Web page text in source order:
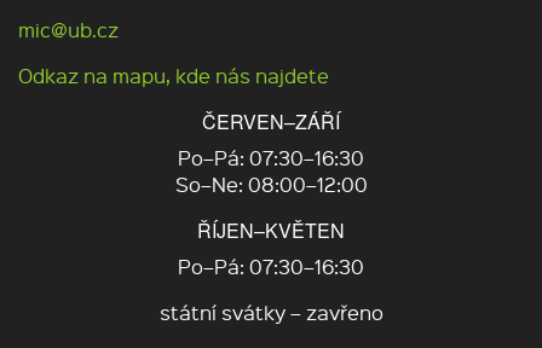
mic@ub.cz
Odkaz na mapu, kde nás najdete
ČERVEN–ZÁŘÍ
Po–Pá: 07:30–16:30
So–Ne: 08:00–12:00
ŘÍJEN–KVĚTEN
Po–Pá: 07:30–16:30
státní svátky – zavřeno